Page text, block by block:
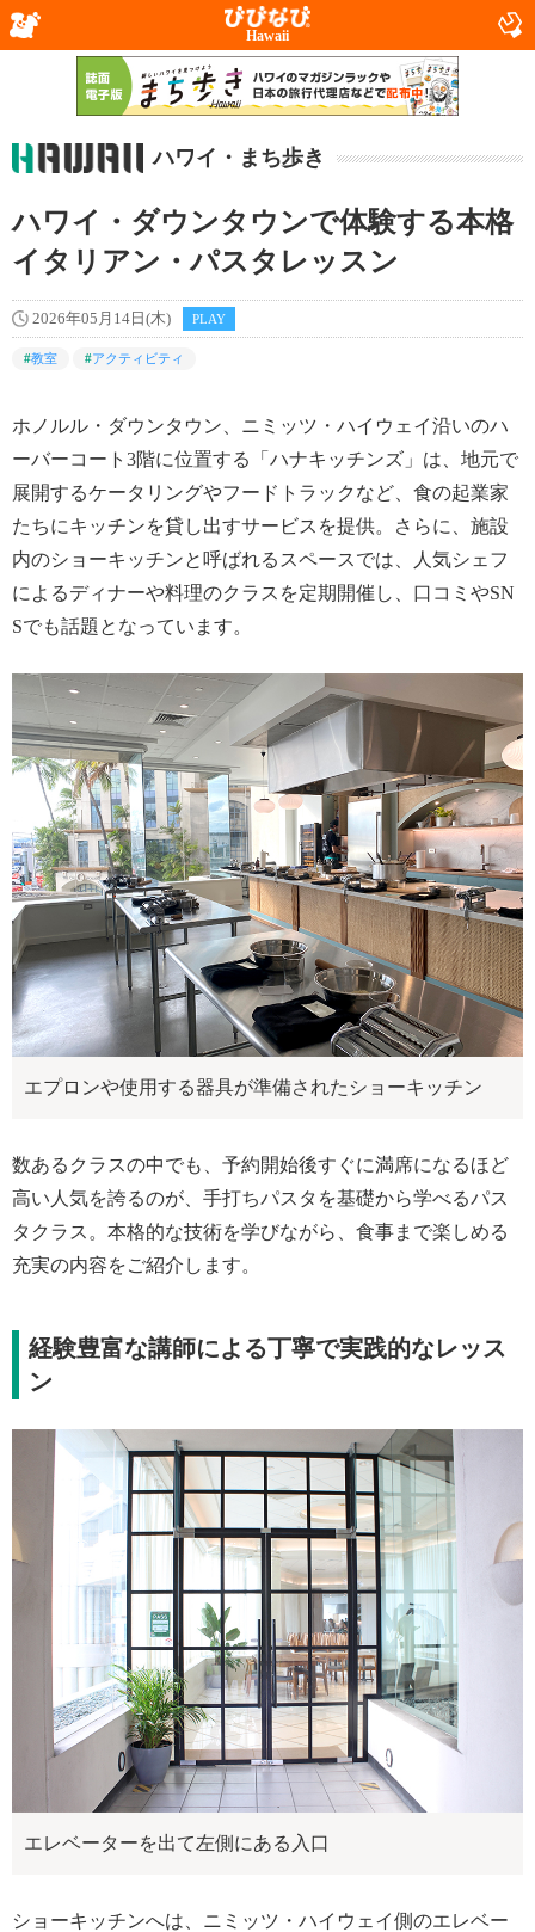
Hawaii
ハワイ・まち歩き
ハワイ・ダウンタウンで体験する本格
イタリアン・パスタレッスン
2026年05月14日(木) PLAY
#教室 #アクティビティ
ホノルル・ダウンタウン、ニミッツ・ハイウェイ沿いのハ
ーバーコート3階に位置する「ハナキッチンズ」は、地元で
展開するケータリングやフードトラックなど、食の起業家
たちにキッチンを貸し出すサービスを提供。さらに、施設
内のショーキッチンと呼ばれるスペースでは、人気シェフ
によるディナーや料理のクラスを定期開催し、口コミやSN
Sでも話題となっています。
エプロンや使用する器具が準備されたショーキッチン
数あるクラスの中でも、予約開始後すぐに満席になるほど
高い人気を誇るのが、手打ちパスタを基礎から学べるパス
タクラス。本格的な技術を学びながら、食事まで楽しめる
充実の内容をご紹介します。
経験豊富な講師による丁寧で実践的なレッス
ン
エレベーターを出て左側にある入口
ショーキッチンへは、ニミッツ・ハイウェイ側のエレベー